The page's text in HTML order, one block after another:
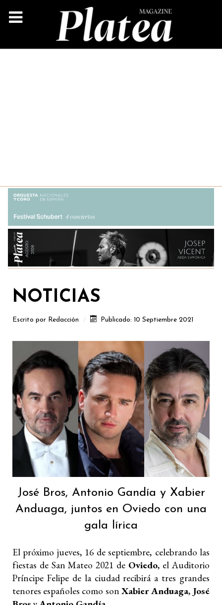
NOTICIAS
Escrito por Redacción Publicado: 10 Septiembre 2021
José Bros, Antonio Gandía y Xabier
Anduaga, juntos en Oviedo con una
gala lírica
El próximo jueves, 16 de septiembre, celebrando las
fiestas de San Mateo 2021 de Oviedo, el Auditorio
Príncipe Felipe de la ciudad recibirá a tres grandes
tenores españoles como son Xabier Anduaga, José